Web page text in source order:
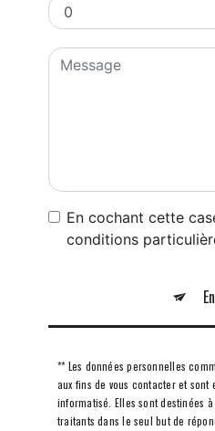
En cochant cette
conditions
** Les données personnelles
aux fins de vous contacter et
informatisé. Elles sont destinées
traitants dans le seul but de